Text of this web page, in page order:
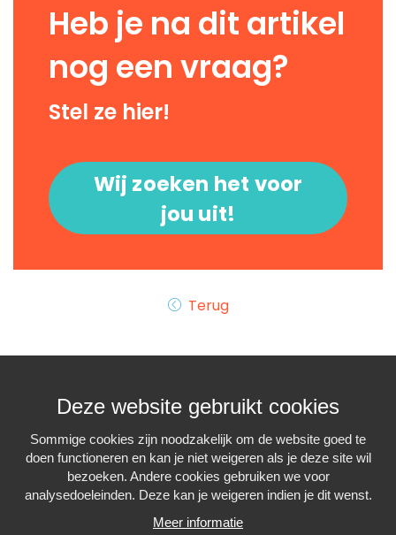
Heb je na dit artikel
nog een vraag?
Stel ze hier!
Wij zoeken het voor
jou uit!
Terug
Interiminfo.be is eenproject vanTravi
met de steun van deFederale Overheid
Deze website gebruikt cookies
Sommige cookies zijn noodzakelijk om de website goed te
doen functioneren en kan je niet weigeren als je deze site wil
bezoeken. Andere cookies gebruiken we voor
analysedoeleinden. Deze kan je weigeren indien je dit wenst.
Meer informatie